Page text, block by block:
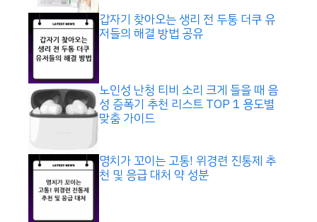
갑자기 찾아오는 생리 전 두통 더쿠 유
저들의 해결 방법 공유
노인성 난청 티비 소리 크게 들을 때 음
성 증폭기 추천 리스트 TOP 1 용도별
맞춤 가이드
명치가 꼬이는 고통! 위경련 진통제 추
천 및 응급 대처 약 성분